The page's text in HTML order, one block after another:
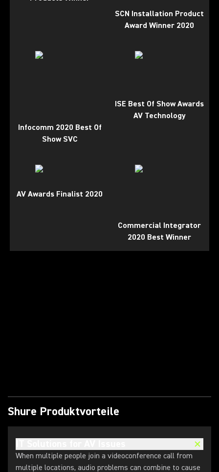
SCN Installation Product
Award Winner 2020
Infocomm 2020 Best Of
Show SVC
ISE Best Of Show Awards
AV Technology
AV Awards Finalist 2020
Commercial Integrator
2020 Best Winner
Shure Produktvorteile
When multiple people join a videoconference call from
multiple locations, audio problems can combine to cause